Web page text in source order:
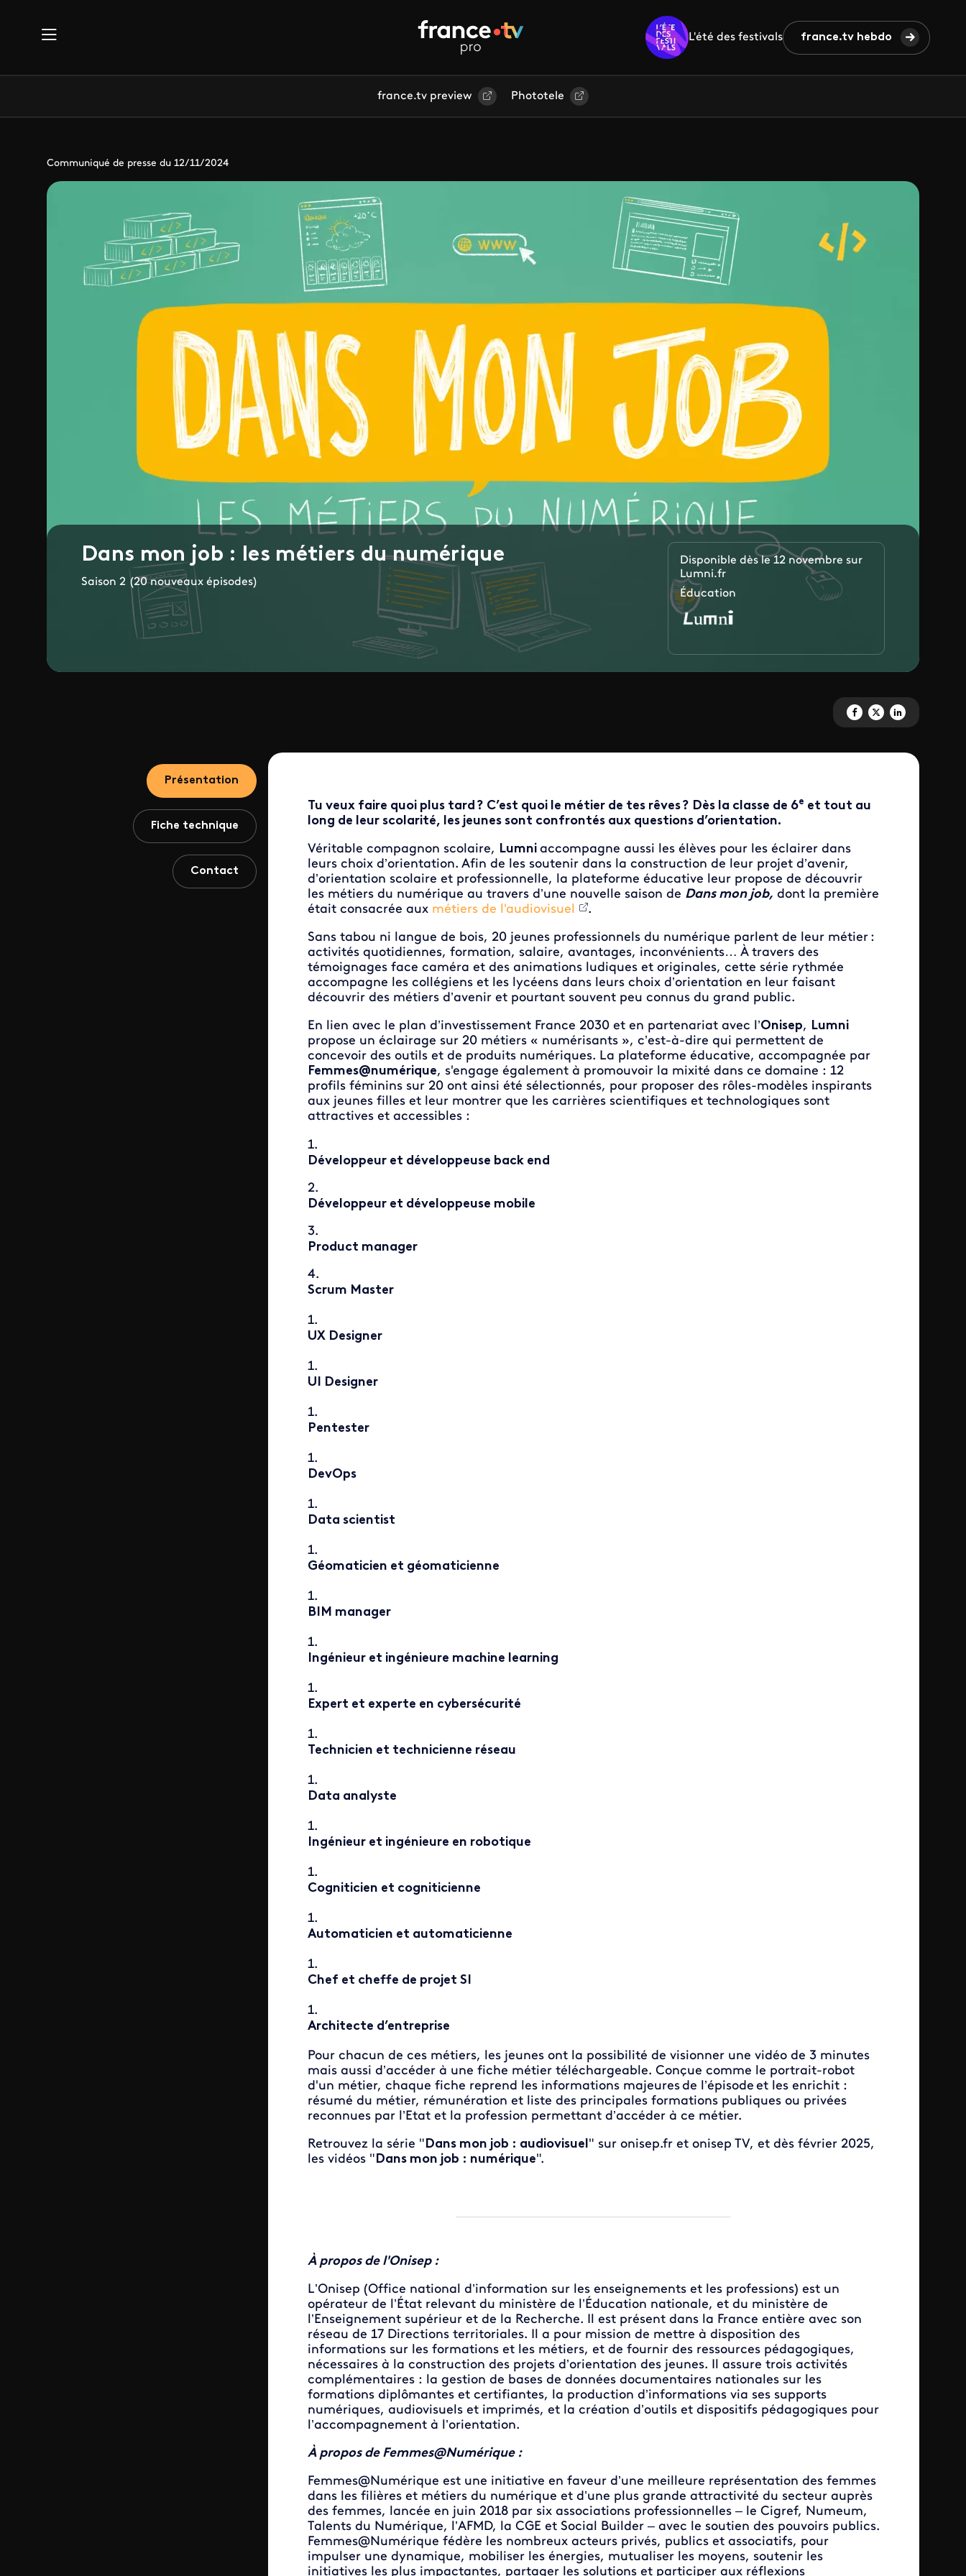
L'été des festivals france.tv hebdo
france.tv preview Phototele
Communiqué de presse du 12/11/2024
Dans mon job : les métiers du numérique
Saison 2 (20 nouveaux épisodes)
Disponible dès le 12 novembre sur
Lumni.fr
Éducation
Partagez 'Dans mon job : les
Partagez 'Dans mon job
Partagez 'Dans
Présentation
Fiche technique
Contact
Tu veux faire quoi plus tard ? C’est quoi le métier de tes rêves ? Dès la classe de 6e et tout au
long de leur scolarité, les jeunes sont confrontés aux questions d’orientation.
Véritable compagnon scolaire, Lumni accompagne aussi les élèves pour les éclairer dans
leurs choix d’orientation. Afin de les soutenir dans la construction de leur projet d’avenir,
d’orientation scolaire et professionnelle, la plateforme éducative leur propose de découvrir
les métiers du numérique au travers d’une nouvelle saison de Dans mon job, dont la première
était consacrée aux métiers de l'audiovisuel .
Sans tabou ni langue de bois, 20 jeunes professionnels du numérique parlent de leur métier :
activités quotidiennes, formation, salaire, avantages, inconvénients… À travers des
témoignages face caméra et des animations ludiques et originales, cette série rythmée
accompagne les collégiens et les lycéens dans leurs choix d’orientation en leur faisant
découvrir des métiers d’avenir et pourtant souvent peu connus du grand public.
En lien avec le plan d’investissement France 2030 et en partenariat avec l’Onisep, Lumni
propose un éclairage sur 20 métiers « numérisants », c’est-à-dire qui permettent de
concevoir des outils et de produits numériques. La plateforme éducative, accompagnée par
Femmes@numérique, s'engage également à promouvoir la mixité dans ce domaine : 12
profils féminins sur 20 ont ainsi été sélectionnés, pour proposer des rôles-modèles inspirants
aux jeunes filles et leur montrer que les carrières scientifiques et technologiques sont
attractives et accessibles :
Développeur et développeuse back end
Développeur et développeuse mobile
Product manager
Scrum Master
UX Designer
UI Designer
Pentester
DevOps
Data scientist
Géomaticien et géomaticienne
BIM manager
Ingénieur et ingénieure machine learning
Expert et experte en cybersécurité
Technicien et technicienne réseau
Data analyste
Ingénieur et ingénieure en robotique
Cogniticien et cogniticienne
Automaticien et automaticienne
Chef et cheffe de projet SI
Architecte d’entreprise
Pour chacun de ces métiers, les jeunes ont la possibilité de visionner une vidéo de 3 minutes
mais aussi d’accéder à une fiche métier téléchargeable. Conçue comme le portrait-robot
d'un métier, chaque fiche reprend les informations majeures de l’épisode et les enrichit :
résumé du métier, rémunération et liste des principales formations publiques ou privées
reconnues par l’Etat et la profession permettant d’accéder à ce métier.
Retrouvez la série "Dans mon job : audiovisuel" sur onisep.fr et onisep TV, et dès février 2025,
les vidéos "Dans mon job : numérique".
À propos de l'Onisep :
L’Onisep (Office national d’information sur les enseignements et les professions) est un
opérateur de l’État relevant du ministère de l’Éducation nationale, et du ministère de
l’Enseignement supérieur et de la Recherche. Il est présent dans la France entière avec son
réseau de 17 Directions territoriales. Il a pour mission de mettre à disposition des
informations sur les formations et les métiers, et de fournir des ressources pédagogiques,
nécessaires à la construction des projets d’orientation des jeunes. Il assure trois activités
complémentaires : la gestion de bases de données documentaires nationales sur les
formations diplômantes et certifiantes, la production d’informations via ses supports
numériques, audiovisuels et imprimés, et la création d’outils et dispositifs pédagogiques pour
l’accompagnement à l’orientation.
À propos de Femmes@Numérique :
Femmes@Numérique est une initiative en faveur d’une meilleure représentation des femmes
dans les filières et métiers du numérique et d’une plus grande attractivité du secteur auprès
des femmes, lancée en juin 2018 par six associations professionnelles – le Cigref, Numeum,
Talents du Numérique, l’AFMD, la CGE et Social Builder – avec le soutien des pouvoirs publics.
Femmes@Numérique fédère les nombreux acteurs privés, publics et associatifs, pour
impulser une dynamique, mobiliser les énergies, mutualiser les moyens, soutenir les
initiatives les plus impactantes, partager les solutions et participer aux réflexions